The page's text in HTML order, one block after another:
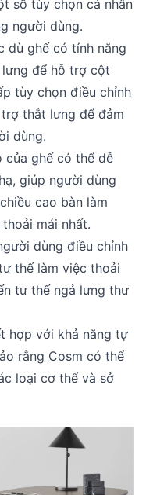
số tùy chọn cá nhân
người dùng.
dù ghế có tính năng
để hỗ trợ cột
tùy chọn điều chỉnh
thắt lưng để đảm
dùng.
của ghế có thể dễ
giúp người dùng
cao bàn làm
mái nhất.
dùng điều chỉnh
thế làm việc thoải
tư thế ngả lưng thư
hợp với khả năng tự
rằng Cosm có thể
loại cơ thể và sở